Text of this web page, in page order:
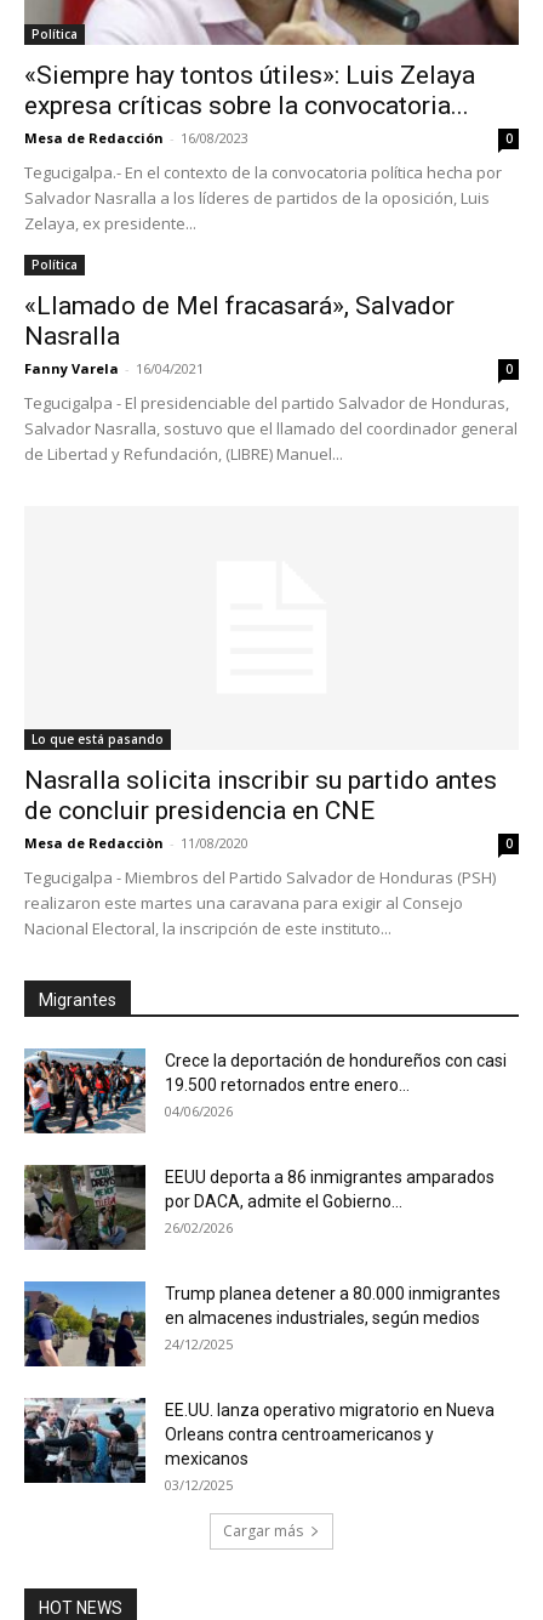
Política
«Siempre hay tontos útiles»: Luis Zelaya
expresa críticas sobre la convocatoria...
Mesa de Redacción - 16/08/2023 0
Tegucigalpa.- En el contexto de la convocatoria política hecha por
Salvador Nasralla a los líderes de partidos de la oposición, Luis
Zelaya, ex presidente...
Política
«Llamado de Mel fracasará», Salvador
Nasralla
Fanny Varela - 16/04/2021 0
Tegucigalpa - El presidenciable del partido Salvador de Honduras,
Salvador Nasralla, sostuvo que el llamado del coordinador general
de Libertad y Refundación, (LIBRE) Manuel...
Lo que está pasando
Nasralla solicita inscribir su partido antes
de concluir presidencia en CNE
Mesa de Redacciòn - 11/08/2020 0
Tegucigalpa - Miembros del Partido Salvador de Honduras (PSH)
realizaron este martes una caravana para exigir al Consejo
Nacional Electoral, la inscripción de este instituto...
Migrantes
Crece la deportación de hondureños con casi
19.500 retornados entre enero...
04/06/2026
EEUU deporta a 86 inmigrantes amparados
por DACA, admite el Gobierno...
26/02/2026
Trump planea detener a 80.000 inmigrantes
en almacenes industriales, según medios
24/12/2025
EE.UU. lanza operativo migratorio en Nueva
Orleans contra centroamericanos y
mexicanos
03/12/2025
Cargar más
HOT NEWS